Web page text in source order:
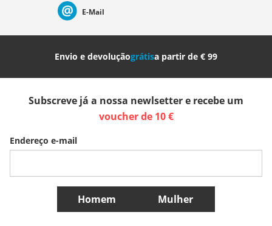
Nederland Italia (Italiano) Italien (Deutsch)
Slovenija
Belgique (Français) Danmark Norge
Mais países
E-Mail
Envio e devoluçãográtisa partir de € 99
Subscreve já a nossa newlsetter e recebe um
voucher de 10 €
Endereço e-mail
Homem Mulher